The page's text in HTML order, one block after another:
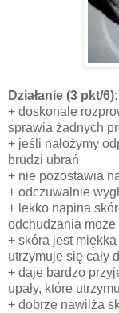
Działanie (3 pkt/6):
+ doskonale
sprawia żadnych
+ jeśli nałożymy
brudzi ubrań
+ nie pozostawia
+ odczuwalnie
+ lekko napina
odchudzania
+ skóra jest
utrzymuje się cały
+ daje bardzo
upały, które
+ dobrze nawilża